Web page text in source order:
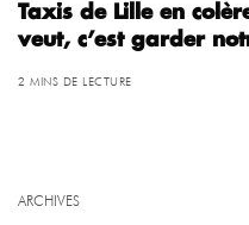
Taxis de Lille en
veut, c’est garder
2 MINS DE LECTURE
ARCHIVES